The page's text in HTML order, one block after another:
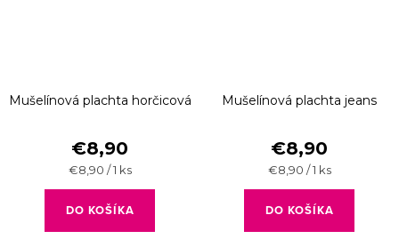
Mušelínová plachta horčicová
€8,90
Jednotková
cena:
€8,90 / 1 ks
DO KOŠÍKA
Mušelínová plachta jeans
€8,90
Jednotková
cena:
€8,90 / 1 ks
DO KOŠÍKA